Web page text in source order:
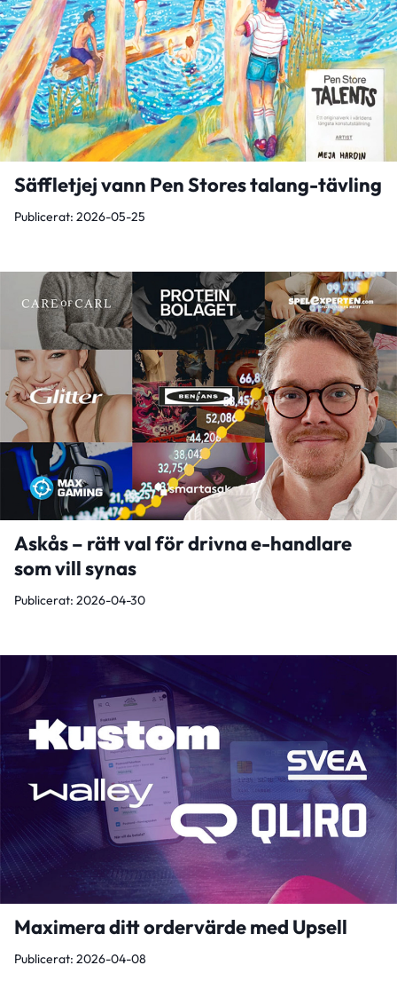
Säffletjej vann Pen Stores talang-tävling
Publicerat: 2026-05-25
Askås – rätt val för drivna e-handlare
som vill synas
Publicerat: 2026-04-30
Maximera ditt ordervärde med Upsell
Publicerat: 2026-04-08